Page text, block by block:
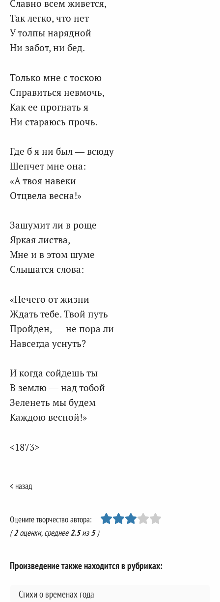
Славно всем живется,
Так легко, что нет
У толпы нарядной
Ни забот, ни бед.
Только мне с тоскою
Справиться невмочь,
Как ее прогнать я
Ни стараюсь прочь.
Где б я ни был — всюду
Шепчет мне она:
«А твоя навеки
Отцвела весна!»
Зашумит ли в роще
Яркая листва,
Мне и в этом шуме
Слышатся слова:
«Нечего от жизни
Ждать тебе. Твой путь
Пройден, — не пора ли
Навсегда уснуть?
И когда сойдешь ты
В землю — над тобой
Зеленеть мы будем
Каждою весной!»
<1873>
< назад
Оцените творчество автора:
(2оценки, среднее2.5из5)
Произведение также находится в рубриках:
Стихи о временах года